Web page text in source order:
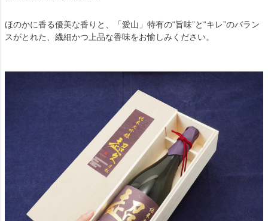
ほのかに香る優美な香りと、「愛山」特有の“旨味”と“キレ”のバラン
スがとれた、繊細かつ上品な香味をお愉しみください。